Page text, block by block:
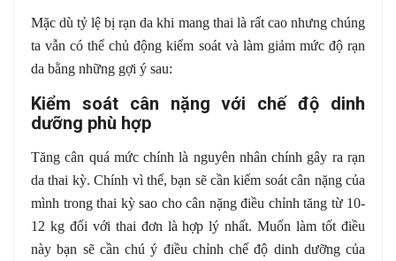
Mặc dù tỷ lệ bị rạn da khi mang thai là rất cao nhưng chúng
ta vẫn có thể chủ động kiểm soát và làm giảm mức độ rạn
da bằng những gợi ý sau:
Kiểm soát cân nặng với chế độ dinh
dưỡng phù hợp
Tăng cân quá mức chính là nguyên nhân chính gây ra rạn
da thai kỳ. Chính vì thế, bạn sẽ cần kiểm soát cân nặng của
mình trong thai kỳ sao cho cân nặng điều chỉnh tăng từ 10-
12 kg đối với thai đơn là hợp lý nhất. Muốn làm tốt điều
này bạn sẽ cần chú ý điều chỉnh chế độ dinh dưỡng của